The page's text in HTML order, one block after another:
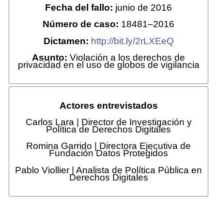
Fecha del fallo: junio de 2016
Número de caso: 18481–2016
Dictamen: http://bit.ly/2rLXEeQ
Asunto: Violación a los derechos de
privacidad en el uso de globos de vigilancia
Actores entrevistados
Carlos Lara | Director de Investigación y
Política de Derechos Digitales
Romina Garrido | Directora Ejecutiva de
Fundación Datos Protegidos
Pablo Viollier | Analista de Política Pública en
Derechos Digitales